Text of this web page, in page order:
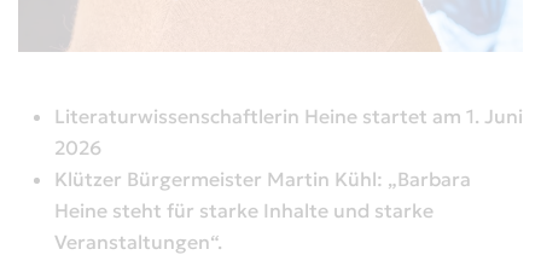
Literaturwissenschaftlerin Heine startet am 1. Juni
2026
Klützer Bürgermeister Martin Kühl: „Barbara
Heine steht für starke Inhalte und starke
Veranstaltungen“.